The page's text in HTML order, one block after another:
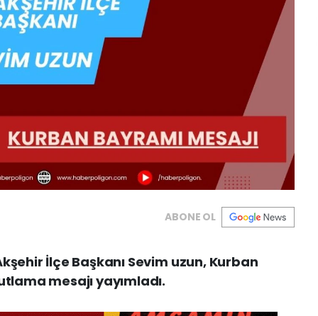
ABONE OL
İlçe Başkanı Sevim uzun, Kurban
mesajı yayımladı.